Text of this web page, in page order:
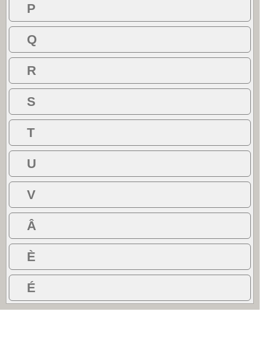
P
Q
R
S
T
U
V
Â
È
É